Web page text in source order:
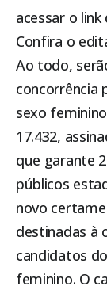
acessar o link
Confira o
Ao todo,
concorrência
sexo
17.432,
que garante
públicos
novo
destinadas à
candidatos
feminino. O